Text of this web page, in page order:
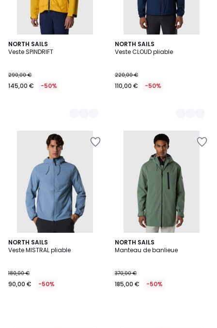
NORTH SAILS
Veste SPINDRIFT
290,00 €
145,00 € -50%
2
Couleurs
NORTH SAILS
Veste CLOUD pliable
220,00 €
110,00 € -50%
2
Couleurs
NORTH SAILS
Veste MISTRAL pliable
180,00 €
90,00 € -50%
NORTH SAILS
Manteau de banlieue
370,00 €
185,00 € -50%